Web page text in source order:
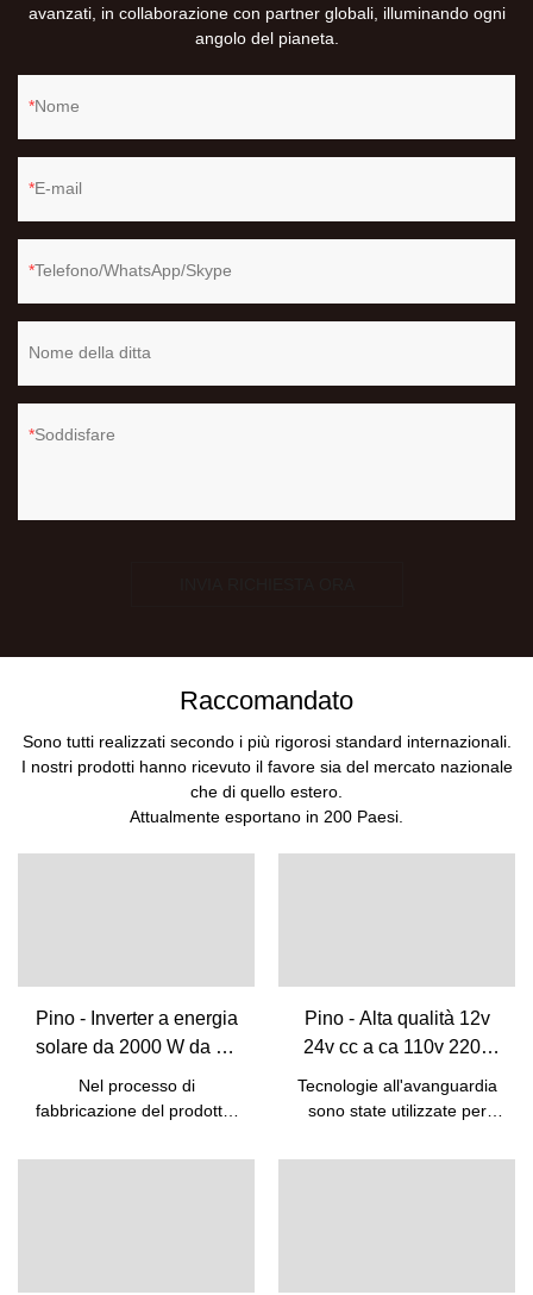
avanzati, in collaborazione con partner globali, illuminando ogni
angolo del pianeta.
Nome
E-mail
Telefono/WhatsApp/Skype
Nome della ditta
Soddisfare
Raccomandato
Sono tutti realizzati secondo i più rigorosi standard internazionali.
I nostri prodotti hanno ricevuto il favore sia del mercato nazionale
che di quello estero.
Attualmente esportano in 200 Paesi.
Pino - Inverter a energia
solare da 2000 W da 12
V CC a 220 V CA con
display digitale LCD
Nel processo di
fabbricazione del prodotto,
utilizzate tecnologie di
Pino - Alta qualità 12v
24v cc a ca 110v 220v
inverter a onda
sinusoidale pura inverter
inverter a onda
Tecnologie all'avanguardia
sono state utilizzate per
qualità 12v 24v dc to ac